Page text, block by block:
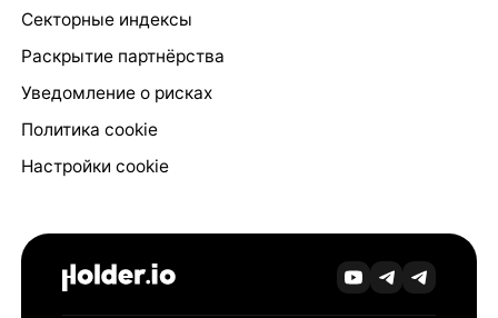
Секторные индексы
Раскрытие партнёрства
Уведомление о рисках
Политика cookie
Настройки cookie